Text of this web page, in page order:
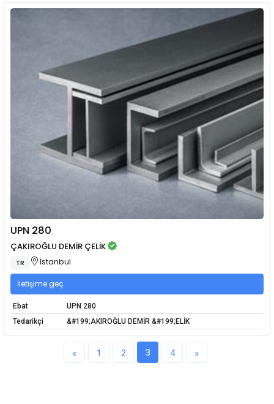
UPN 280
ÇAKIROĞLU DEMİR ÇELİK
TR İstanbul
İletişime geç
Ebat
UPN 280
Tedarikçi
&#199;AKIROĞLU DEMİR &#199;ELİK
« 1 2 3 4 »